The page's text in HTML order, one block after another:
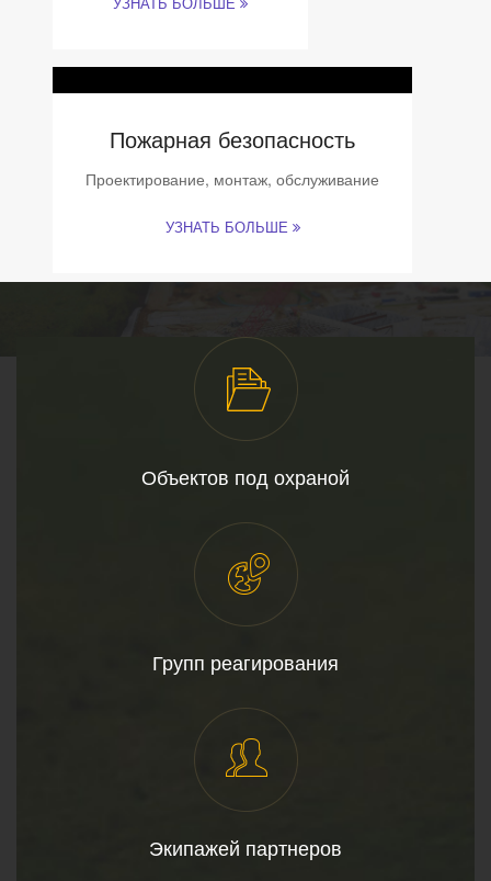
Пожарная безопасность
Проектирование, монтаж, обслуживание
УЗНАТЬ БОЛЬШЕ
Объектов под охраной
Групп реагирования
Экипажей партнеров